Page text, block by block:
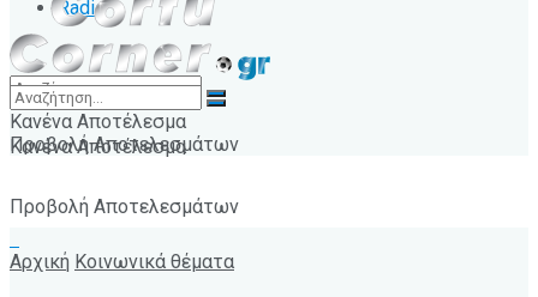
Radio
Κανένα Αποτέλεσμα
Προβολή Αποτελεσμάτων
Κανένα Αποτέλεσμα
Προβολή Αποτελεσμάτων
Αρχική Κοινωνικά θέματα